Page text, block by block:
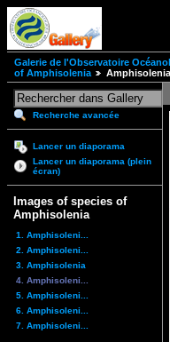
Galerie de l'Observatoire
of Amphisolenia
Recherche avancée
Lancer un diaporama
Lancer un diaporama (plein
écran)
Images of species of
Amphisolenia
1. Amphisoleni...
2. Amphisoleni...
3. Amphisolenia
4. Amphisoleni...
5. Amphisoleni...
6. Amphisoleni...
7. Amphisoleni...